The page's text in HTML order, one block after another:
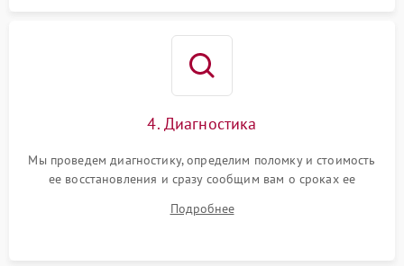
4. Диагностика
Мы проведем диагностику, определим поломку и стоимость
ее восстановления и сразу сообщим вам о сроках ее
Подробнее